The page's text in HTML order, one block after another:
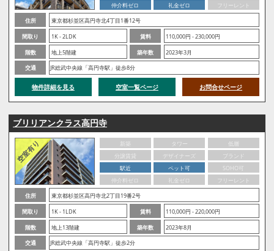
仲介料ゼロ
礼金ゼロ
フリーレント
住所
東京都杉並区高円寺北4丁目1番12号
間取り
1K - 2LDK 賃料
110,000円 - 230,000円
階数
地上5階建 築年数
2023年3月
交通
JR総武中央線「高円寺駅」徒歩8分
物件詳細を見る 空室一覧ページ お問合せページ
ブリリアンクラス高円寺
新築 タワー
低層
分譲賃貸
デザイナーズ
ブランド
駅近
ペット可
SOHO可
仲介料ゼロ
礼金ゼロ
フリーレント
住所
東京都杉並区高円寺北2丁目19番2号
間取り
1K - 1LDK 賃料
110,000円 - 220,000円
階数
地上13階建 築年数
2023年8月
交通
JR総武中央線「高円寺駅」徒歩2分